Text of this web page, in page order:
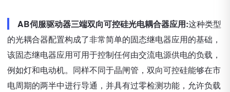
AB伺服驱动器三端双向可控硅光电耦合器应用:这种类型
的光耦合器配置构成了非常简单的固态继电器应用的基础，
该固态继电器应用可用于控制任何由交流电源供电的负载，
例如灯和电动机。同样不同于晶闸管，双向可控硅能够在市
电周期的两半中进行导通，并具有过零检测功能，允许负载